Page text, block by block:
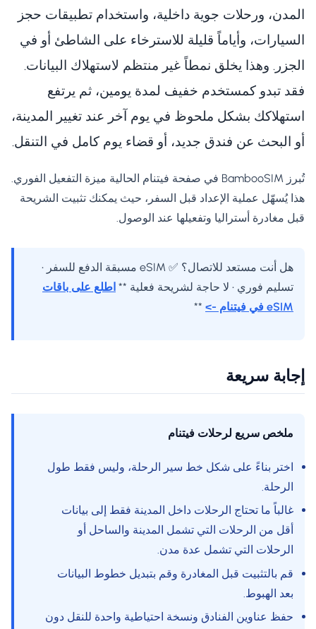
المدن، ورحلات جوية داخلية، واستخدام تطبيقات حجز
السيارات، وأياماً قليلة للاسترخاء على الشاطئ أو في
الجزر. وهذا يخلق نمطاً غير منتظم لاستهلاك البيانات.
فقد تبدو كمستخدم خفيف لمدة يومين، ثم يرتفع
استهلاكك بشكل ملحوظ في يوم آخر عند تغيير المدينة،
أو البحث عن فندق جديد، أو قضاء يوم كامل في التنقل.
تُبرز BambooSIM في صفحة فيتنام الحالية ميزة التفعيل الفوري.
هذا يُسهّل عملية الإعداد قبل السفر، حيث يمكنك تثبيت الشريحة
قبل مغادرة أستراليا وتفعيلها عند الوصول.
هل أنت مستعد للاتصال؟ ✅ eSIM مسبقة الدفع للسفر •
تسليم فوري • لا حاجة لشريحة فعلية ** اطلع على باقات
eSIM في فيتنام ->
**
إجابة سريعة
ملخص سريع لرحلات فيتنام
اختر بناءً على شكل خط سير الرحلة، وليس فقط طول
الرحلة.
غالباً ما تحتاج الرحلات داخل المدينة فقط إلى بيانات
أقل من الرحلات التي تشمل المدينة والساحل أو
الرحلات التي تشمل عدة مدن.
قم بالتثبيت قبل المغادرة وقم بتبديل خطوط البيانات
بعد الهبوط.
حفظ عناوين الفنادق ونسخة احتياطية واحدة للنقل دون